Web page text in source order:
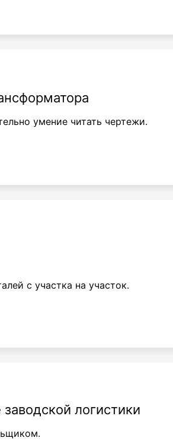
умение читать чертежи.
с участка на участок.
логистики